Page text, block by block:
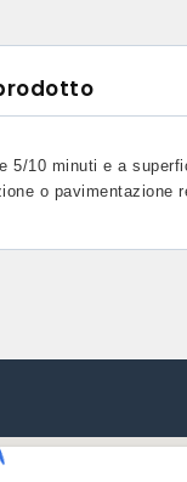
5/10 minuti e a
o